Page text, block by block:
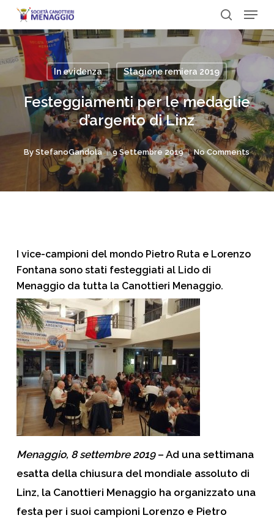
Skip
to
main
content
search
Menu
In evidenza Stagione remiera 2019
Festeggiamenti per le medaglie
d’argento di Linz
By StefanoGandola 9 Settembre 2019 No Comments
I vice-campioni del mondo Pietro Ruta e Lorenzo
Fontana sono stati festeggiati al Lido di
Menaggio da tutta la Canottieri Menaggio.
Menaggio, 8 settembre 2019– Ad una settimana
esatta della chiusura del mondiale assoluto di
Linz, la Canottieri Menaggio ha organizzato una
festa per i suoi campioni Lorenzo e Pietro
Close
Menu